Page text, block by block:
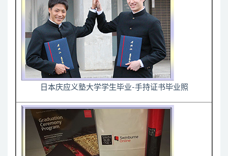
日本庆应义塾大学学生毕业-手持证书毕业照